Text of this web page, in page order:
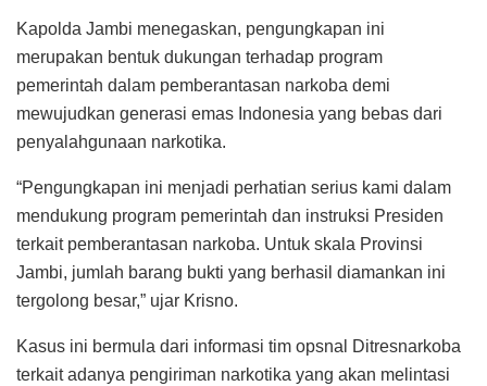
Kapolda Jambi menegaskan, pengungkapan ini
merupakan bentuk dukungan terhadap program
pemerintah dalam pemberantasan narkoba demi
mewujudkan generasi emas Indonesia yang bebas dari
penyalahgunaan narkotika.
“Pengungkapan ini menjadi perhatian serius kami dalam
mendukung program pemerintah dan instruksi Presiden
terkait pemberantasan narkoba. Untuk skala Provinsi
Jambi, jumlah barang bukti yang berhasil diamankan ini
tergolong besar,” ujar Krisno.
Kasus ini bermula dari informasi tim opsnal Ditresnarkoba
terkait adanya pengiriman narkotika yang akan melintasi